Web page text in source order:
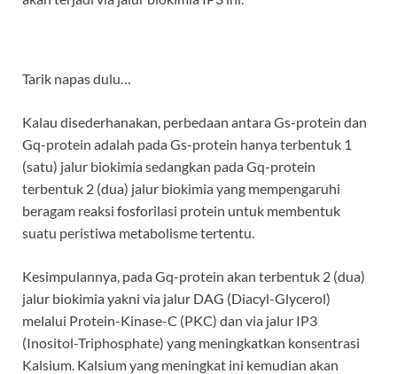
Tarik napas dulu…
Kalau disederhanakan, perbedaan antara Gs-protein dan
Gq-protein adalah pada Gs-protein hanya terbentuk 1
(satu) jalur biokimia sedangkan pada Gq-protein
terbentuk 2 (dua) jalur biokimia yang mempengaruhi
beragam reaksi fosforilasi protein untuk membentuk
suatu peristiwa metabolisme tertentu.
Kesimpulannya, pada Gq-protein akan terbentuk 2 (dua)
jalur biokimia yakni via jalur DAG (Diacyl-Glycerol)
melalui Protein-Kinase-C (PKC) dan via jalur IP3
(Inositol-Triphosphate) yang meningkatkan konsentrasi
Kalsium. Kalsium yang meningkat ini kemudian akan